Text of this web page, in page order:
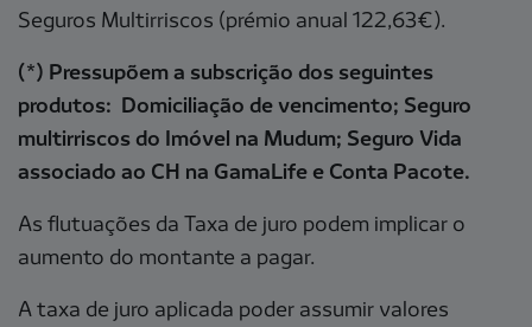
Seguros Multirriscos (prémio anual 122,63€).
(*) Pressupõem a subscrição dos seguintes
produtos: Domiciliação de vencimento; Seguro
multirriscos do Imóvel na Mudum; Seguro Vida
associado ao CH na GamaLife e Conta Pacote.
As flutuações da Taxa de juro podem implicar o
aumento do montante a pagar.
A taxa de juro aplicada poder assumir valores